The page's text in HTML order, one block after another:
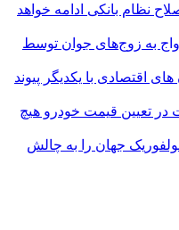
نظام بانکی ادامه خواهد
وام ازدواج به زوج‌های جوان توسط
اقتصادی با یکدیگر پیوند
تعیین قیمت خودرو هیچ
جهان را به چالش